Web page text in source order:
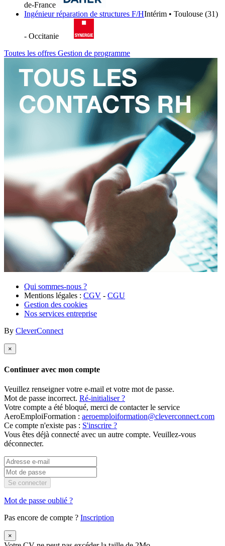
de-France
Ingénieur réparation de structures F/HIntérim • Toulouse (31)
- Occitanie
Toutes les offres Gestion de programme
Qui sommes-nous ?
Mentions légales : CGV - CGU
Gestion des cookies
Nos services entreprise
By CleverConnect
×
Continuer avec mon compte
Veuillez renseigner votre e-mail et votre mot de passe.
Mot de passe incorrect. Ré-initialiser ?
Votre compte a été bloqué, merci de contacter le service
AeroEmploiFormation : aeroemploiformation@cleverconnect.com
Ce compte n'existe pas : S'inscrire ?
Vous êtes déjà connecté avec un autre compte. Veuillez-vous
déconnecter.
Se connecter
Mot de passe oublié ?
Pas encore de compte ? Inscription
×